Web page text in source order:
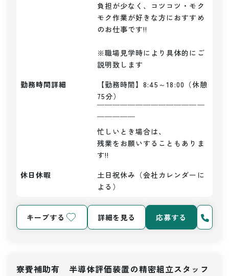
負担が少なく、コツコツ・モク
モク作業が好きな方におすすめ
のお仕事です!!
※職場見学時により具体的にご
説明致します
勤務時間詳細
【勤務時間】8:45～18:00（休憩
75分）
￣￣￣￣￣￣￣￣￣￣￣￣￣￣
￣￣￣￣￣
忙しいとき場合は、
残業をお願いすることもありま
す!!
休日休暇
土日祝休み（会社カレンダーに
よる）
キープする 詳細を見る 応募する
寮費補助有 半導体評価装置の精密組立スタッフ